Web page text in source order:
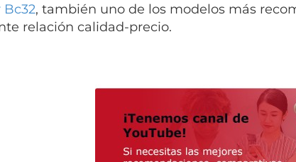
Bc32, también uno de los modelos más
relación calidad-precio.